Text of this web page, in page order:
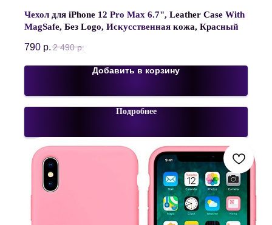
Чехол для iPhone 12 Pro Max 6.7", Leather Case With
MagSafe, Без Logo, Искусственная кожа, Красный
790 р. 2 490 р.
Добавить в корзину
Подробнее